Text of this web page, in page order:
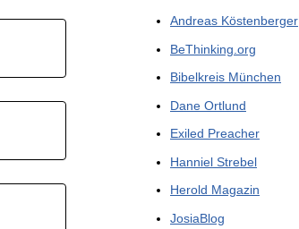
Andreas Köstenberger
BeThinking.org
Bibelkreis München
Dane Ortlund
Exiled Preacher
Hanniel Strebel
Herold Magazin
JosiaBlog